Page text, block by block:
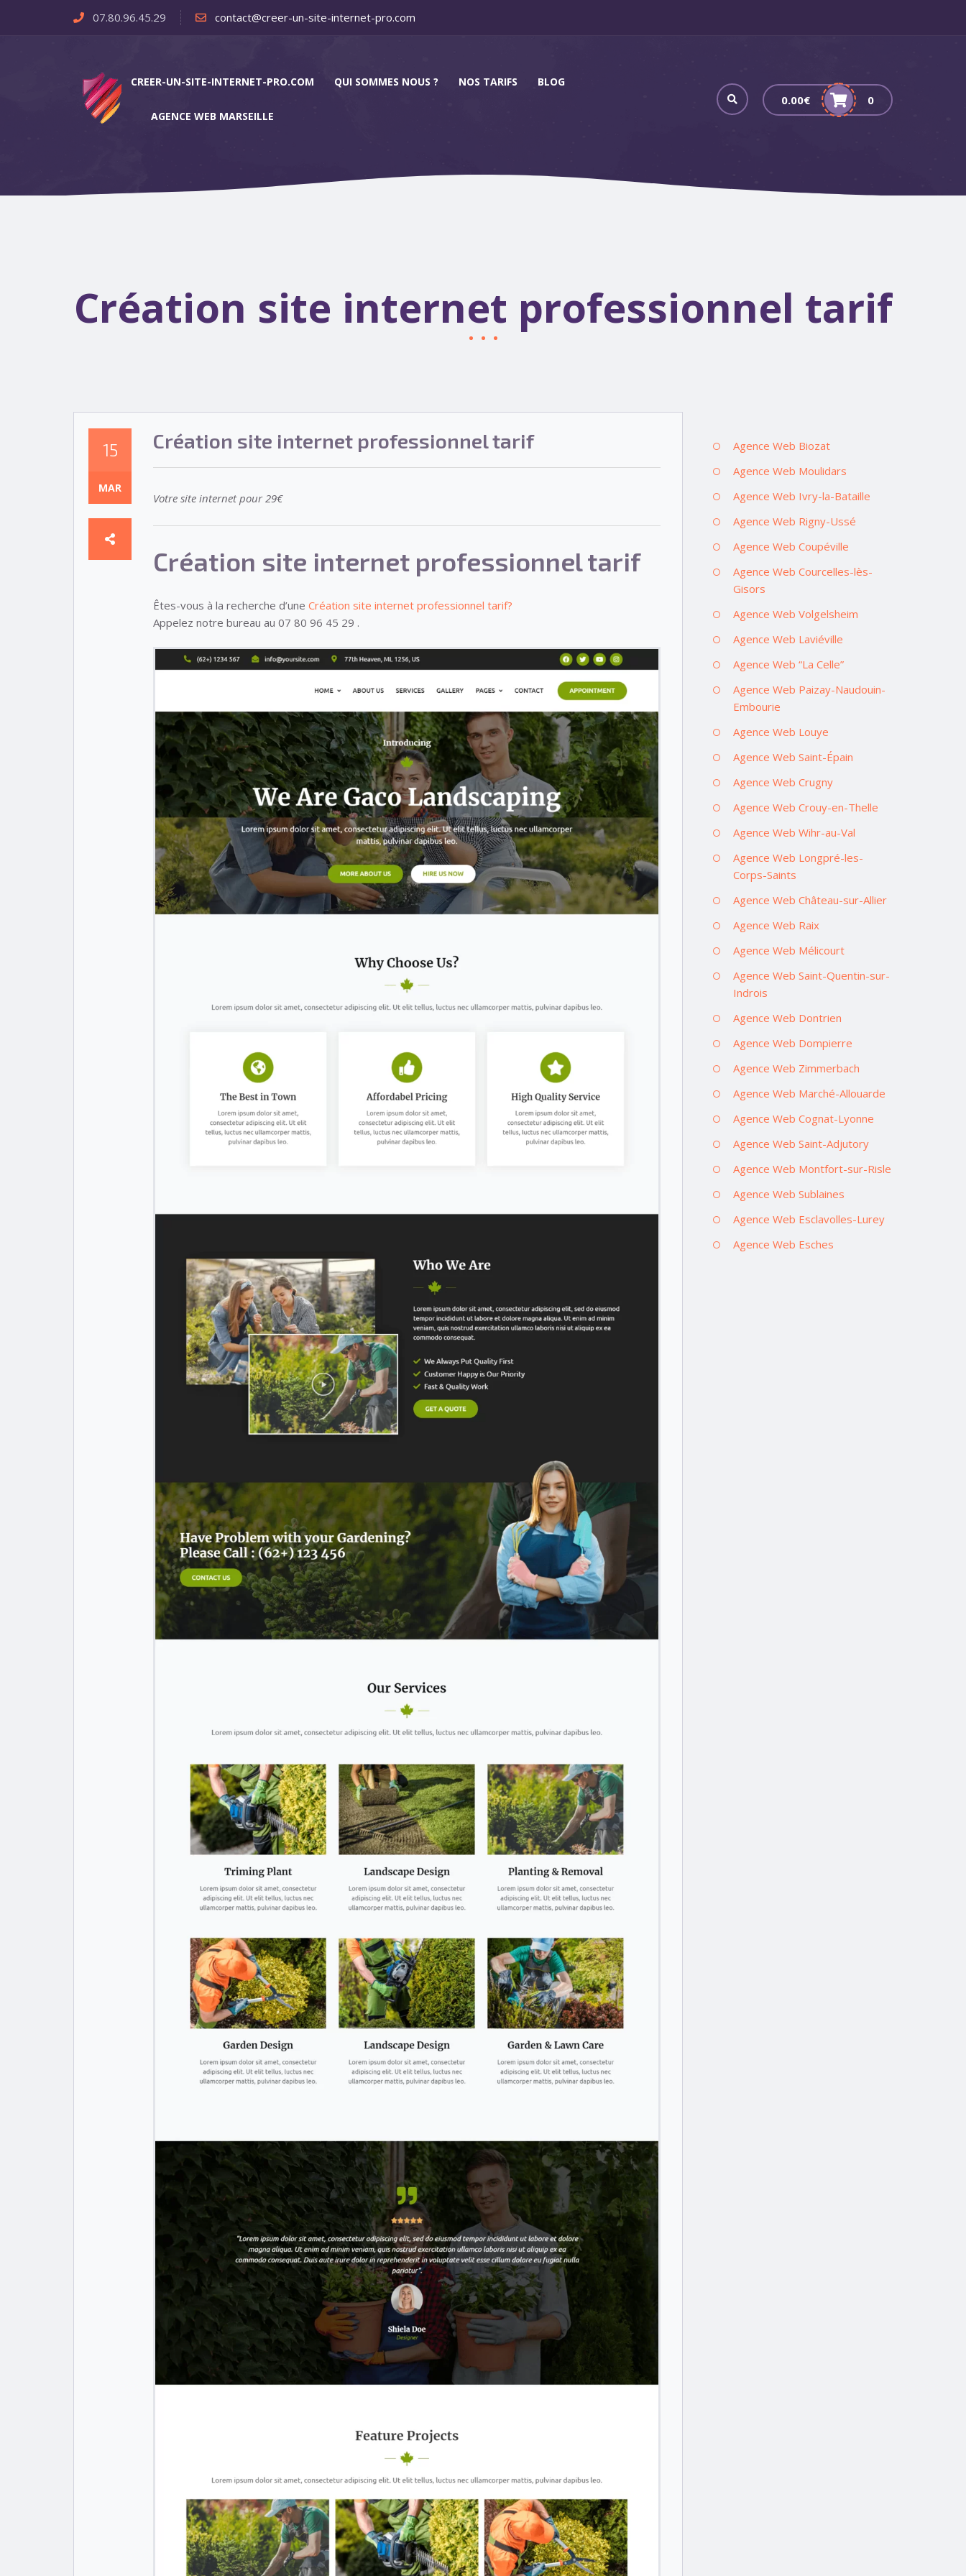
07.80.96.45.29 contact@creer-un-site-internet-pro.com
CREER-UN-SITE-INTERNET-PRO.COM QUI SOMMES NOUS ? NOS TARIFS BLOG
AGENCE WEB MARSEILLE
0.00€ 0
Création site internet professionnel tarif
15
MAR
Création site internet professionnel tarif
Votre site internet pour 29€
Création site internet professionnel tarif
Êtes-vous à la recherche d’une Création site internet professionnel tarif?
Appelez notre bureau au 07 80 96 45 29 .
Agence Web Biozat
Agence Web Moulidars
Agence Web Ivry-la-Bataille
Agence Web Rigny-Ussé
Agence Web Coupéville
Agence Web Courcelles-lès-
Gisors
Agence Web Volgelsheim
Agence Web Laviéville
Agence Web “La Celle”
Agence Web Paizay-Naudouin-
Embourie
Agence Web Louye
Agence Web Saint-Épain
Agence Web Crugny
Agence Web Crouy-en-Thelle
Agence Web Wihr-au-Val
Agence Web Longpré-les-
Corps-Saints
Agence Web Château-sur-Allier
Agence Web Raix
Agence Web Mélicourt
Agence Web Saint-Quentin-sur-
Indrois
Agence Web Dontrien
Agence Web Dompierre
Agence Web Zimmerbach
Agence Web Marché-Allouarde
Agence Web Cognat-Lyonne
Agence Web Saint-Adjutory
Agence Web Montfort-sur-Risle
Agence Web Sublaines
Agence Web Esclavolles-Lurey
Agence Web Esches